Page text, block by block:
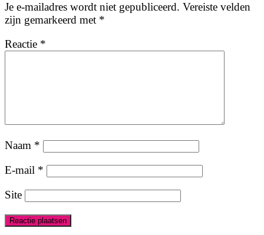
Je e-mailadres wordt niet gepubliceerd. Vereiste velden
zijn gemarkeerd met *
Reactie *
Naam *
E-mail *
Site